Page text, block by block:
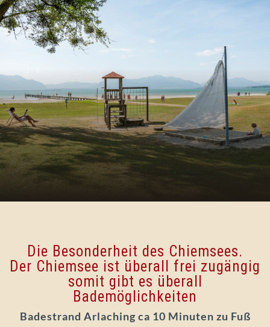
Die Besonderheit des Chiemsees.
Der Chiemsee ist überall frei zugängig
somit gibt es überall
Bademöglichkeiten
Badestrand Arlaching ca 10 Minuten zu Fuß